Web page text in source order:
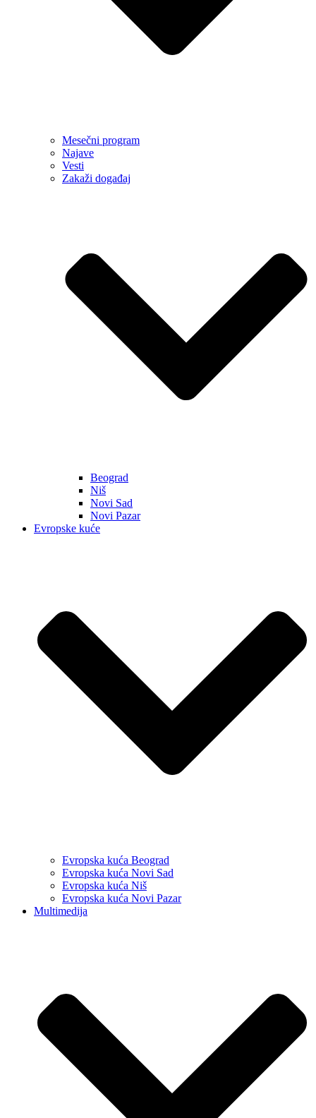
Mesečni program
Najave
Vesti
Zakaži događaj
Beograd
Niš
Novi Sad
Novi Pazar
Evropske kuće
Evropska kuća Beograd
Evropska kuća Novi Sad
Evropska kuća Niš
Evropska kuća Novi Pazar
Multimedija